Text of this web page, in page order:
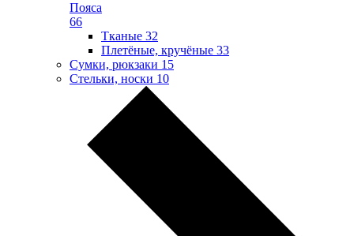
Пояса
66
Тканые 32
Плетёные, кручёные 33
Сумки, рюкзаки 15
Стельки, носки 10